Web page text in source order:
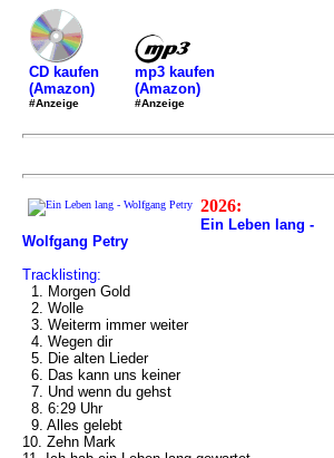
CD kaufen
(Amazon)
#Anzeige
mp3 kaufen
(Amazon)
#Anzeige
2026:
Ein Leben lang -
Wolfgang Petry
Tracklisting:
1. Morgen Gold
2. Wolle
3. Weiterm immer weiter
4. Wegen dir
5. Die alten Lieder
6. Das kann uns keiner
7. Und wenn du gehst
8. 6:29 Uhr
9. Alles gelebt
10. Zehn Mark